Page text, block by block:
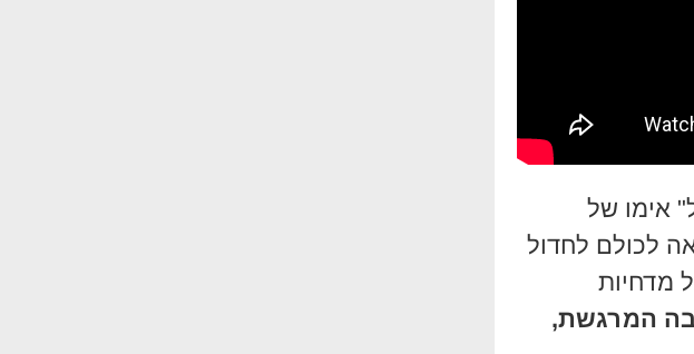
אימו של
לכולם לחדול
בילד בן 8 אשר סובל מדחיות
המרגשת,